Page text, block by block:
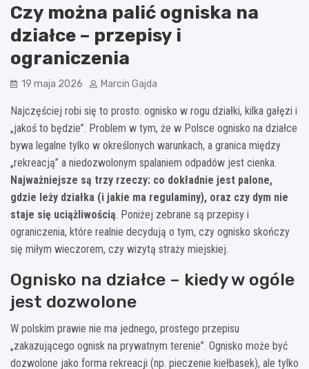
Czy można palić ogniska na
działce – przepisy i
ograniczenia
19 maja 2026 Marcin Gajda
Najczęściej robi się to prosto: ognisko w rogu działki, kilka gałęzi i
„jakoś to będzie”. Problem w tym, że w Polsce ognisko na działce
bywa legalne tylko w określonych warunkach, a granica między
„rekreacją” a niedozwolonym spalaniem odpadów jest cienka.
Najważniejsze są trzy rzeczy: co dokładnie jest palone,
gdzie leży działka (i jakie ma regulaminy), oraz czy dym nie
staje się uciążliwością. Poniżej zebrane są przepisy i
ograniczenia, które realnie decydują o tym, czy ognisko skończy
się miłym wieczorem, czy wizytą straży miejskiej.
Ognisko na działce – kiedy w ogóle
jest dozwolone
W polskim prawie nie ma jednego, prostego przepisu
„zakazującego ognisk na prywatnym terenie”. Ognisko może być
dozwolone jako forma rekreacji (np. pieczenie kiełbasek), ale tylko